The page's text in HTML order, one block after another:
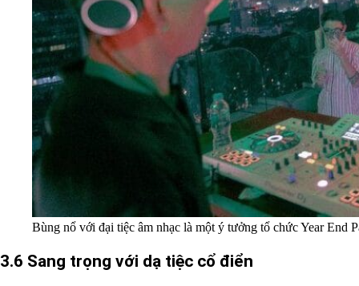
Bùng nổ với đại tiệc âm nhạc là một ý tưởng tổ chức Year End
3.6 Sang trọng với dạ tiệc cổ điển